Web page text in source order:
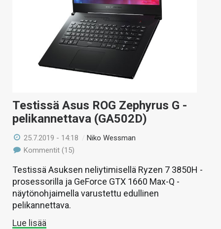
Testissä Asus ROG Zephyrus G -
pelikannettava (GA502D)
25.7.2019 - 14:18 /Niko Wessman
Kommentit (15)
Testissä Asuksen neliytimisellä Ryzen 7 3850H -
prosessorilla ja GeForce GTX 1660 Max-Q -
näytönohjaimella varustettu edullinen
pelikannettava.
Lue lisää